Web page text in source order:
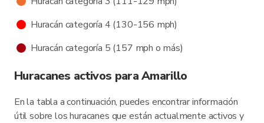
Huracán categoría 4 (130-156 mph)
Huracán categoría 5 (157 mph o más)
Huracanes activos para Amarillo
En la tabla a continuación, puedes encontrar información
útil sobre los huracanes que están actualmente activos y